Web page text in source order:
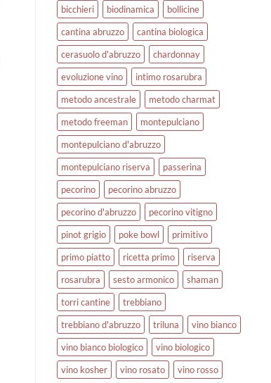
bicchieri
biodinamica
bollicine
cantina abruzzo
cantina biologica
cerasuolo d'abruzzo
chardonnay
evoluzione vino
intimo rosarubra
metodo ancestrale
metodo charmat
metodo freeman
montepulciano
montepulciano d'abruzzo
montepulciano riserva
passerina
pecorino
pecorino abruzzo
pecorino d'abruzzo
pecorino vitigno
pinot grigio
poke bowl
primitivo
primo piatto
ricetta primo
riserva
rosarubra
sesto armonico
shaman
torri cantine
trebbiano
trebbiano d'abruzzo
triluna
vino bianco
vino bianco biologico
vino biologico
vino kosher
vino rosato
vino rosso